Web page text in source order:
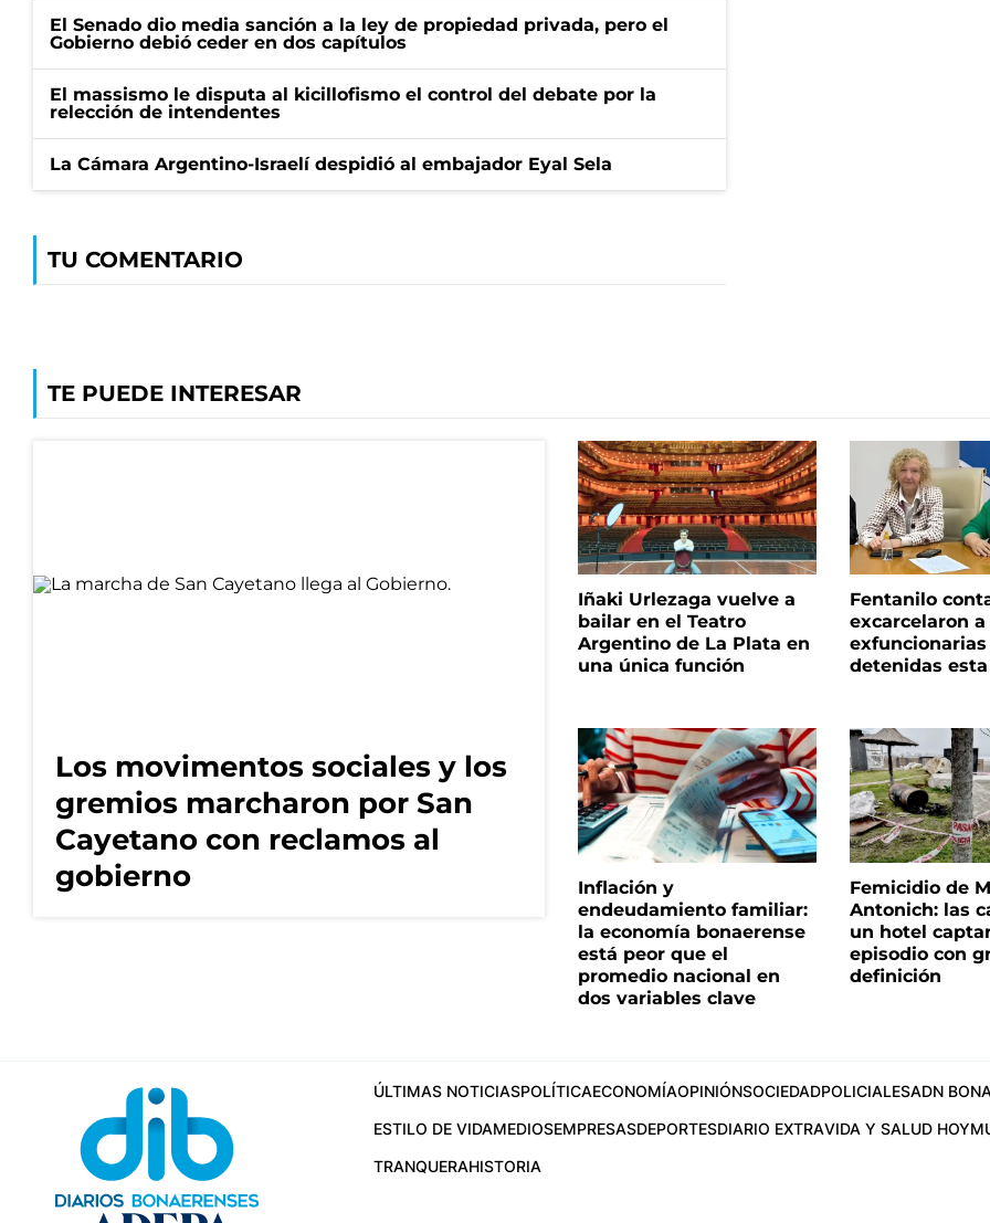
El Senado dio media sanción a la ley de propiedad privada, pero el
Gobierno debió ceder en dos capítulos
El massismo le disputa al kicillofismo el control del debate por la
relección de intendentes
La Cámara Argentino-Israelí despidió al embajador Eyal Sela
TU COMENTARIO
TE PUEDE INTERESAR
Los movimentos sociales y los
gremios marcharon por San
Cayetano con reclamos al
gobierno
Iñaki Urlezaga vuelve a
bailar en el Teatro
Argentino de La Plata en
una única función
Fentanilo
excarcelaron a
exfuncionarias
detenidas
Inflación y
endeudamiento familiar:
la economía bonaerense
está peor que el
promedio nacional en
dos variables clave
Femicidio de
Antonich: las
un hotel
episodio con
definición
ÚLTIMAS NOTICIASPOLÍTICAECONOMÍAOPINIÓNSOCIEDADPOLICIALESADN
ESTILO DE VIDAMEDIOSEMPRESASDEPORTESDIARIO EXTRAVIDA Y SALUD HOY
TRANQUERAHISTORIA